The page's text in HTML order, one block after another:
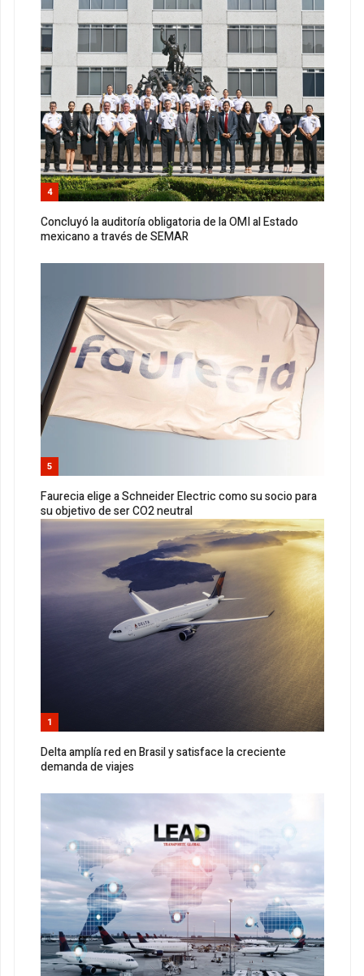
4
Concluyó la auditoría obligatoria de la OMI al Estado
mexicano a través de SEMAR
5
Faurecia elige a Schneider Electric como su socio para
su objetivo de ser CO2 neutral
1
Delta amplía red en Brasil y satisface la creciente
demanda de viajes